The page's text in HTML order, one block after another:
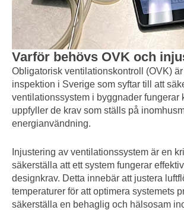
Varför behövs OVK och
Obligatorisk ventilationskontroll (OVK)
inspektion i Sverige som syftar till att
ventilationssystem i byggnader fungerar
uppfyller de krav som ställs på
energianvändning.
Injustering av ventilationssystem är en
säkerställa att ett system fungerar
designkrav. Detta innebär att justera
temperaturer för att optimera systemets
säkerställa en behaglig och hälsosam